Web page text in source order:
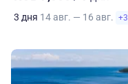
3 дня 14 авг. — 16 авг. +3